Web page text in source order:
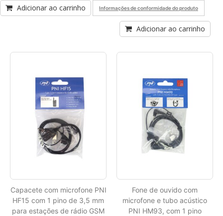
Adicionar ao carrinho Informações de conformidade do produto
8,18 €
Adicionar ao carrinho
Capacete com microfone PNI
HF15 com 1 pino de 3,5 mm
para estações de rádio GSM
Fone de ouvido com
microfone e tubo acústico
PNI HM93, com 1 pino